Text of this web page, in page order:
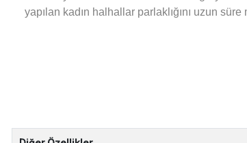
yapılan kadın halhallar parlaklığını uzun